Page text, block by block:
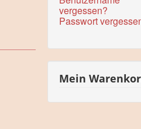
vergessen?
Passwort
Mein